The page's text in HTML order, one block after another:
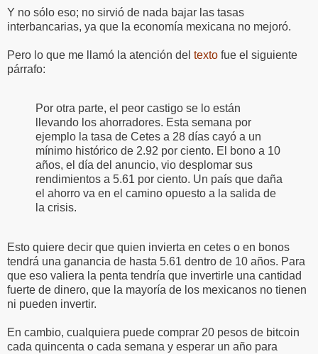
Y no sólo eso; no sirvió de nada bajar las tasas
interbancarias, ya que la economía mexicana no mejoró.
Pero lo que me llamó la atención del texto fue el siguiente
párrafo:
Por otra parte, el peor castigo se lo están
llevando los ahorradores. Esta semana por
ejemplo la tasa de Cetes a 28 días cayó a un
mínimo histórico de 2.92 por ciento. El bono a 10
años, el día del anuncio, vio desplomar sus
rendimientos a 5.61 por ciento. Un país que daña
el ahorro va en el camino opuesto a la salida de
la crisis.
Esto quiere decir que quien invierta en cetes o en bonos
tendrá una ganancia de hasta 5.61 dentro de 10 años. Para
que eso valiera la penta tendría que invertirle una cantidad
fuerte de dinero, que la mayoría de los mexicanos no tienen
ni pueden invertir.
En cambio, cualquiera puede comprar 20 pesos de bitcoin
cada quincenta o cada semana y esperar un año para